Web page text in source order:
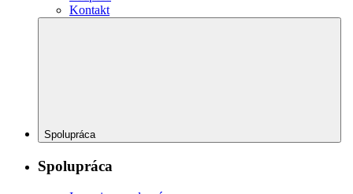
Kontakt
Spolupráca
Spolupráca